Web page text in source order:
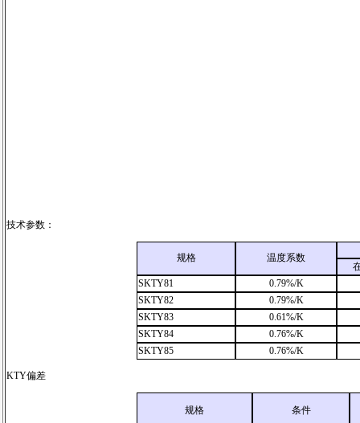
技术参数：
规格 温度系数
SKTY81
0.79%/K
SKTY82
0.79%/K
SKTY83
0.61%/K
SKTY84
0.76%/K
SKTY85
0.76%/K
KTY偏差
规格 条件